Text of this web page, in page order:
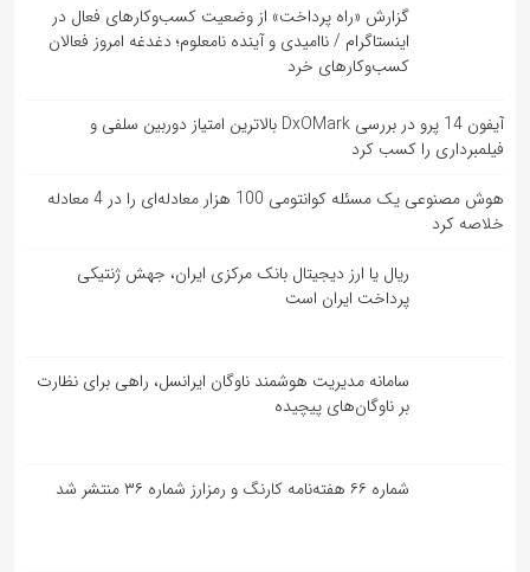
گزارش «راه پرداخت» از وضعیت کسب‌وکارهای فعال در
اینستاگرام / ناامیدی و آینده نامعلوم؛ دغدغه امروز فعالان
کسب‌وکارهای خرد
آیفون 14 پرو در بررسی DxOMark بالاترین امتیاز دوربین سلفی و
فیلمبرداری را کسب کرد
هوش مصنوعی یک مسئله کوانتومی 100 هزار معادله‌‎ای را در 4 معادله
خلاصه کرد
ریال یا ارز دیجیتال بانک مرکزی ایران، جهش ژنتیکی
پرداخت ایران است
سامانه مدیریت هوشمند ناوگان ایرانسل، راهی برای نظارت
بر ناوگان‌های پیچیده
شماره ۶۶ هفته‌نامه کارنگ و رمزارز شماره ۳۶ منتشر شد